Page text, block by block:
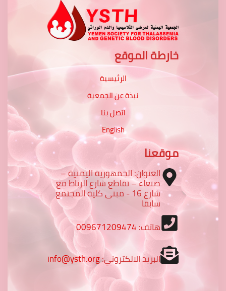
خارطة الموقع
الرئيسية
نبذة عن الجمعية
اتصل بنا
English
موقعنا
العنوان: الجمهورية اليمنية –
صنعاء – تقاطع شارع الرباط مع
شارع 16 - مبنى كلية المجتمع
سابقا
هاتف:009671209474
البريد الالكتروني:info@ysth.org